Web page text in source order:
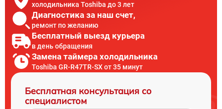
холодильника Toshiba до 3 лет
Диагностика за наш счет,
ремонт по желанию
Бесплатный выезд курьера
в день обращения
Замена таймера холодильника
Toshiba GR-R47TR-SX от 35 минут
Бесплатная консультация со
специалистом